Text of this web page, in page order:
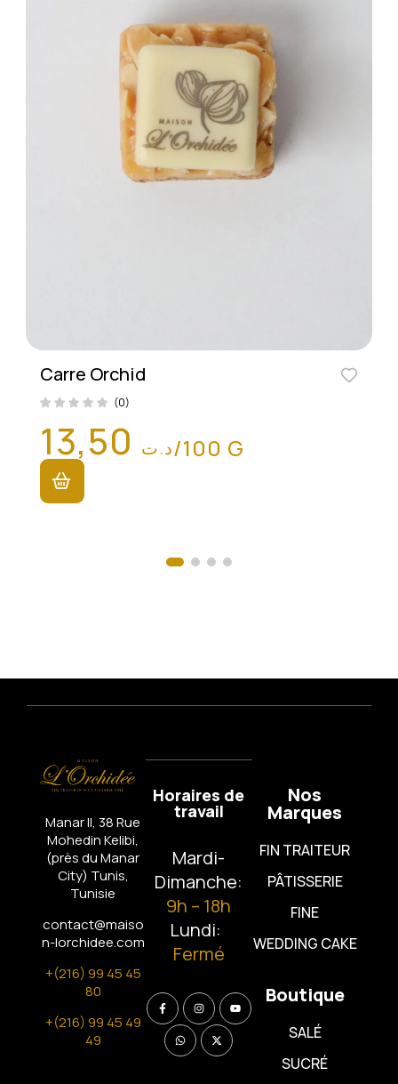
Carre Orchid
(0)
د.ت/100 G
Manar II, 38 Rue
Mohedin Kelibi,
(près du Manar
City) Tunis,
Tunisie
contact@maiso
n-lorchidee.com
+(216) 99 45 45
80
+(216) 99 45 49
49
Nos
Marques
FIN TRAITEUR
PÂTISSERIE
FINE
WEDDING CAKE
Boutique
SALÉ
SUCRÉ
Horaires de
travail
Mardi-
Dimanche:
9h – 18h
Lundi:
Fermé